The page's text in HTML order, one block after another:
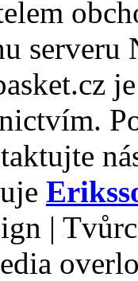
serveru
|